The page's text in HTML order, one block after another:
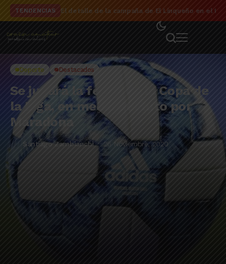
TENDENCIAS El detalle de la campaña de El Linqueño en el
Deporte Destacados
Se jugará la fecha de la Copa de
la Liga, en medio del luto por
Maradona
Santiago Zambianchi 26 Noviembre, 2020